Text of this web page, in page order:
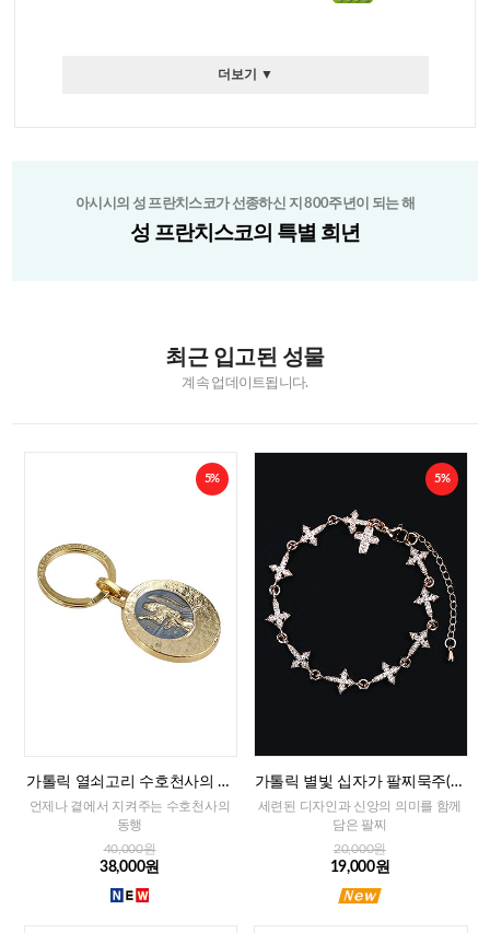
더보기 ▼
아시시의 성 프란치스코가 선종하신 지 800주년이 되는 해
성 프란치스코의 특별 희년
최근 입고된 성물
계속 업데이트됩니다.
5%
가톨릭 열쇠고리 수호천사의 축
복(프랑스)
언제나 곁에서 지켜주는 수호천사의
동행
40,000원
38,000원
5%
가톨릭 별빛 십자가 팔찌묵주(로
즈골드)
세련된 디자인과 신앙의 의미를 함께
담은 팔찌
20,000원
19,000원